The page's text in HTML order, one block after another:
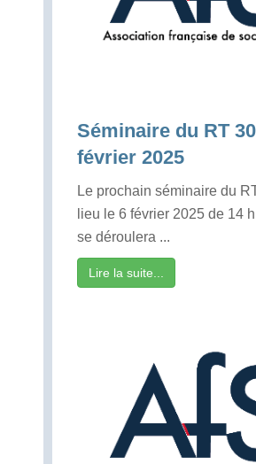
Séminaire du RT
février 2025
Le prochain séminaire du
lieu le 6 février 2025 de 14 h
se déroulera ...
Lire la suite...